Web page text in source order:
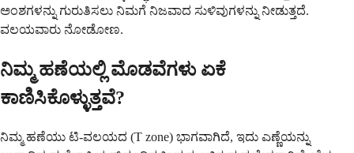
ಅಂಶಗಳನ್ನು ಗುರುತಿಸಲು ನಿಮಗೆ ನಿಜವಾದ ಸುಳಿವುಗಳನ್ನು ನೀಡುತ್ತದೆ.
ವಲಯವಾರು ನೋಡೋಣ.
ನಿಮ್ಮ ಹಣೆಯಲ್ಲಿ ಮೊಡವೆಗಳು ಏಕೆ
ಕಾಣಿಸಿಕೊಳ್ಳುತ್ತವೆ?
ನಿಮ್ಮ ಹಣೆಯು ಟಿ-ವಲಯದ (T zone) ಭಾಗವಾಗಿದೆ, ಇದು ಎಣ್ಣೆಯನ್ನು